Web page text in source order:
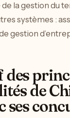
la gestion du
systèmes :
gestion
de
ses